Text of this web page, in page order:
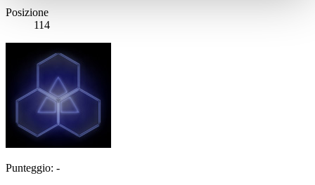
Posizione
114
Punteggio: -